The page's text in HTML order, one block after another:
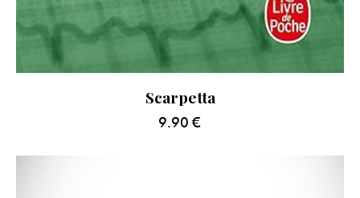
Scarpetta
9.90 €